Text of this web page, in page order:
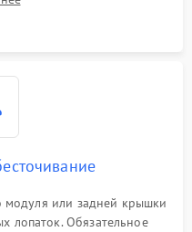
перед вскрытием.
или задней крышки
лопаток. Обязательное